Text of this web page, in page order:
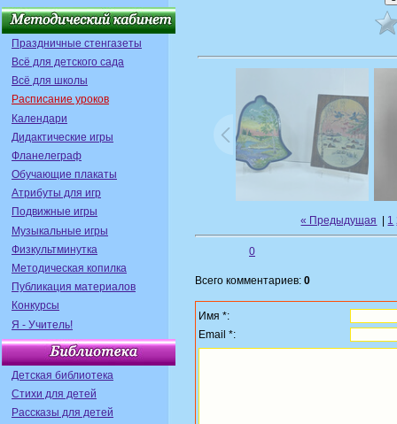
Праздничные стенгазеты
Всё для детского сада
Всё для школы
Расписание уроков
Календари
Дидактические игры
Фланелеграф
Обучающие плакаты
Атрибуты для игр
Подвижные игры
Музыкальные игры
Физкультминутка
Методическая копилка
Публикация материалов
Конкурсы
Я - Учитель!
Детская библиотека
Стихи для детей
Рассказы для детей
« Предыдущая 1
0
Всего комментариев: 0
Имя *:
Email *: